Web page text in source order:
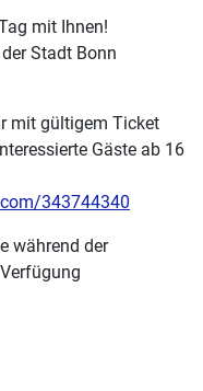
mit Ihnen!
Stadt Bonn
mit gültigem Ticket
Gäste ab 16
343744340
während der